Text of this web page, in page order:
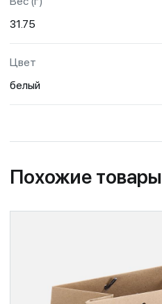
31.75
Цвет
белый
Похожие товары